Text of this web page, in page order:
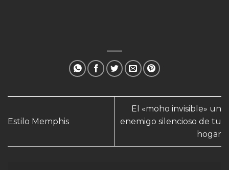
Estilo Memphis
El «moho invisible» un
enemigo silencioso de tu
hogar